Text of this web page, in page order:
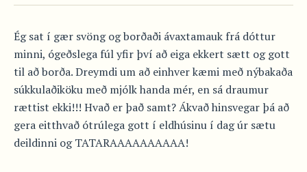
Ég sat í gær svöng og borðaði ávaxtamauk frá dóttur
minni, ógeðslega fúl yfir því að eiga ekkert sætt og gott
til að borða. Dreymdi um að einhver kæmi með nýbakaða
súkkulaðiköku með mjólk handa mér, en sá draumur
rættist ekki!!! Hvað er það samt? Ákvað hinsvegar þá að
gera eitthvað ótrúlega gott í eldhúsinu í dag úr sætu
deildinni og TATARAAAAAAAAAA!